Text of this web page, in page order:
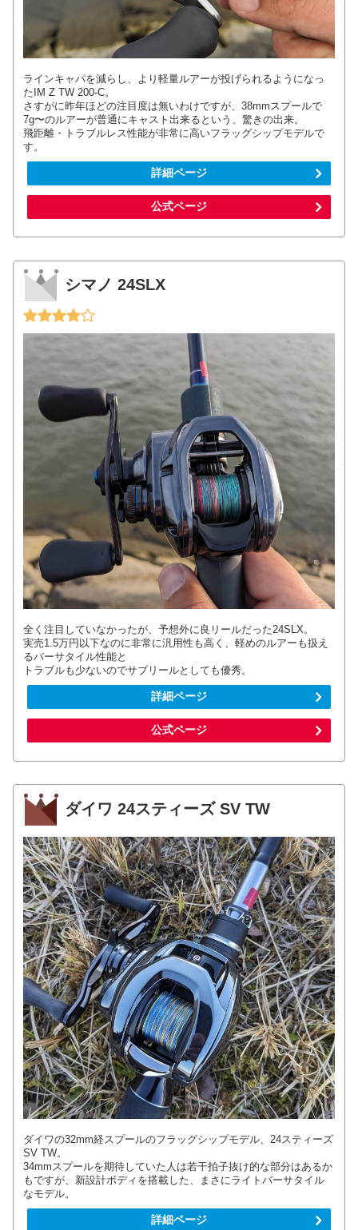
ラインキャパを減らし、より軽量ルアーが投げられるようになっ
たIM Z TW 200-C。
さすがに昨年ほどの注目度は無いわけですが、38mmスプールで
7g〜のルアーが普通にキャスト出来るという、驚きの出来。
飛距離・トラブルレス性能が非常に高いフラッグシップモデルで
す。
詳細ページ
公式ページ
シマノ 24SLX
全く注目していなかったが、予想外に良リールだった24SLX。
実売1.5万円以下なのに非常に汎用性も高く、軽めのルアーも扱え
るバーサタイル性能と
トラブルも少ないのでサブリールとしても優秀。
詳細ページ
公式ページ
ダイワ 24スティーズ SV TW
ダイワの32mm経スプールのフラッグシップモデル、24スティーズ
SV TW。
34mmスプールを期待していた人は若干拍子抜け的な部分はあるか
もですが、新設計ボディを搭載した、まさにライトバーサタイル
なモデル。
詳細ページ